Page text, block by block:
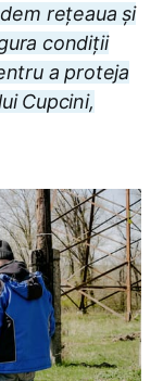
rețeaua și
condiții
a proteja
Cupcini,